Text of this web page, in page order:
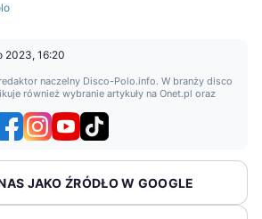
2023, 16:20
naczelny Disco-Polo.info. W branży disco
również wybranie artykuły na Onet.pl oraz
JAKO ŹRÓDŁO W GOOGLE